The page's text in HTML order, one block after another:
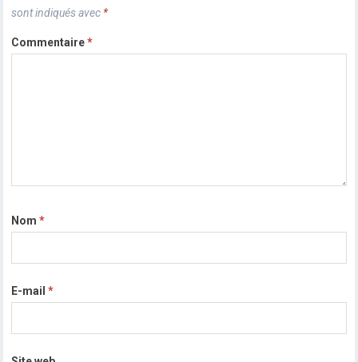
sont indiqués avec *
Commentaire*
Nom*
E-mail*